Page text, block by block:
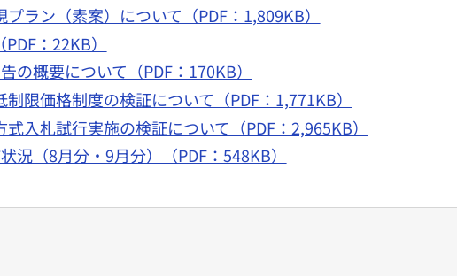
ラン（素案）について（PDF：1,809KB）
：22KB）
の概要について（PDF：170KB）
限価格制度の検証について（PDF：1,771KB）
入札試行実施の検証について（PDF：2,965KB）
況（8月分・9月分）（PDF：548KB）